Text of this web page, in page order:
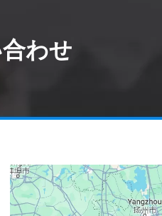
わせ